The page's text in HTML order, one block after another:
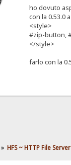
ho dovuto
con la 0.53.0
<style>
#zip-button,
</style>
farlo con la
» HFS ~ HTTP File Server